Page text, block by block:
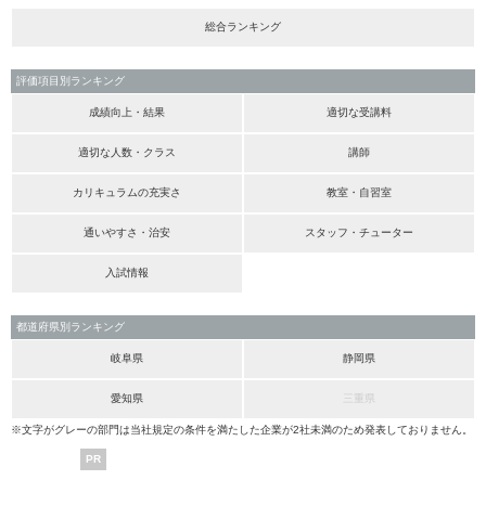
総合ランキング
評価項目別ランキング
成績向上・結果 適切な受講料
適切な人数・クラス 講師
カリキュラムの充実さ 教室・自習室
通いやすさ・治安 スタッフ・チューター
入試情報
都道府県別ランキング
岐阜県 静岡県
愛知県
※文字がグレーの部門は当社規定の条件を満たした企業が2社未満のため発表しておりません。
PR